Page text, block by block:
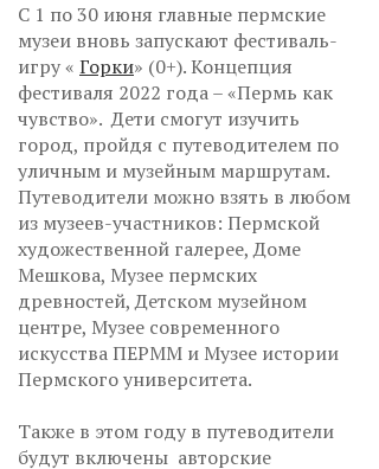
С 1 по 30 июня главные пермские
музеи вновь запускают фестиваль-
игру « Горки» (0+). Концепция
фестиваля 2022 года – «Пермь как
чувство». Дети смогут изучить
город, пройдя с путеводителем по
уличным и музейным маршрутам.
Путеводители можно взять в любом
из музеев-участников: Пермской
художественной галерее, Доме
Мешкова, Музее пермских
древностей, Детском музейном
центре, Музее современного
искусства ПЕРММ и Музее истории
Пермского университета.
Также в этом году в путеводители
будут включены авторские